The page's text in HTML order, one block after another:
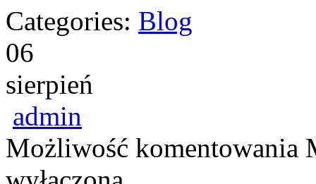
Categories: Blog
06
sierpień
admin
Możliwość komentowania